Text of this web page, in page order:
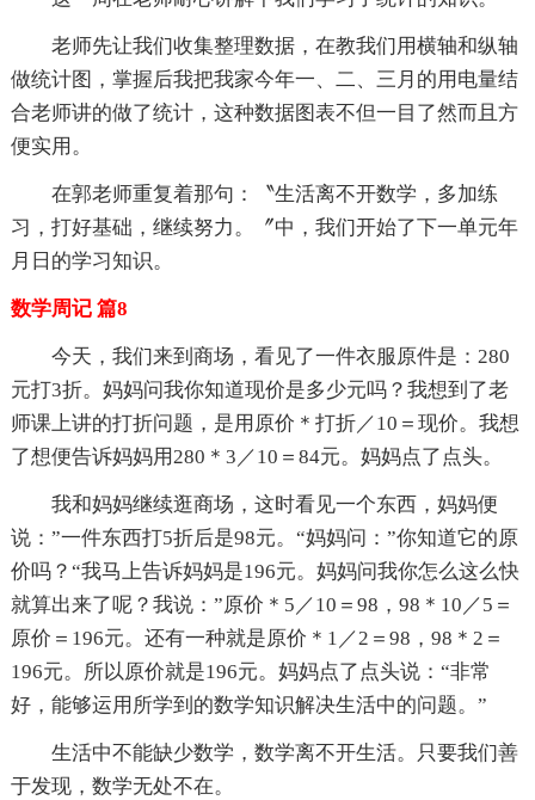
老师先让我们收集整理数据，在教我们用横轴和纵轴
做统计图，掌握后我把我家今年一、二、三月的用电量结
合老师讲的做了统计，这种数据图表不但一目了然而且方
便实用。
在郭老师重复着那句：〝生活离不开数学，多加练
习，打好基础，继续努力。〞中，我们开始了下一单元年
月日的学习知识。
数学周记 篇8
今天，我们来到商场，看见了一件衣服原件是：280
元打3折。妈妈问我你知道现价是多少元吗？我想到了老
师课上讲的打折问题，是用原价＊打折／10＝现价。我想
了想便告诉妈妈用280＊3／10＝84元。妈妈点了点头。
我和妈妈继续逛商场，这时看见一个东西，妈妈便
说：”一件东西打5折后是98元。“妈妈问：”你知道它的原
价吗？“我马上告诉妈妈是196元。妈妈问我你怎么这么快
就算出来了呢？我说：”原价＊5／10＝98，98＊10／5＝
原价＝196元。还有一种就是原价＊1／2＝98，98＊2＝
196元。所以原价就是196元。妈妈点了点头说：“非常
好，能够运用所学到的数学知识解决生活中的问题。”
生活中不能缺少数学，数学离不开生活。只要我们善
于发现，数学无处不在。